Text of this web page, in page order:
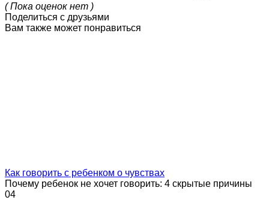
( Пока оценок нет )
Поделиться с друзьями
Вам также может понравиться
Как говорить с ребенком о чувствах
Почему ребенок не хочет говорить: 4 скрытые причины
04